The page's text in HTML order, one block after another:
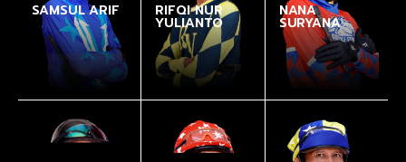
SAMSUL ARIF RIFQI NUR
YULIANTO
NANA
SURYANA